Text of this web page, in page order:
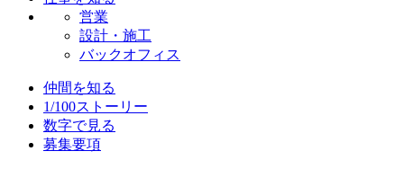
営業
設計・施工
バックオフィス
仲間を知る
1/100ストーリー
数字で見る
募集要項